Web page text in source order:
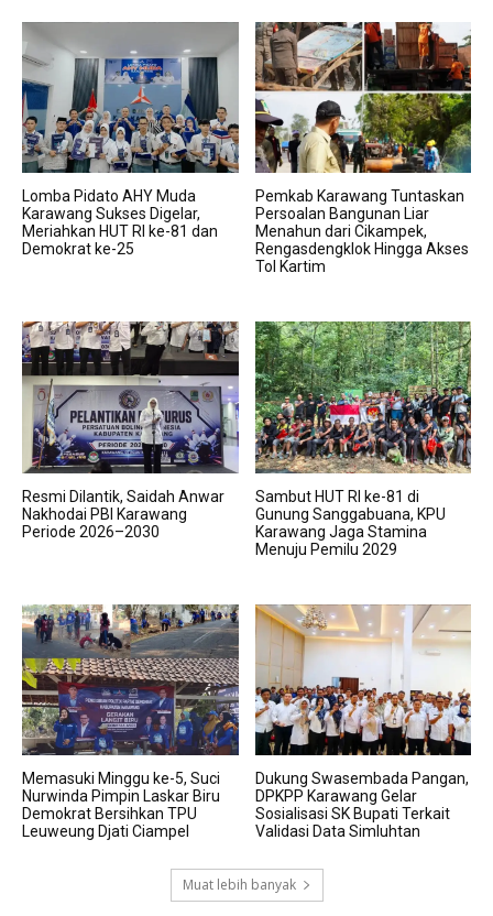
Lomba Pidato AHY Muda
Karawang Sukses Digelar,
Meriahkan HUT RI ke-81 dan
Demokrat ke-25
Pemkab Karawang Tuntaskan
Persoalan Bangunan Liar
Menahun dari Cikampek,
Rengasdengklok Hingga Akses
Tol Kartim
Resmi Dilantik, Saidah Anwar
Nakhodai PBI Karawang
Periode 2026–2030
Sambut HUT RI ke-81 di
Gunung Sanggabuana, KPU
Karawang Jaga Stamina
Menuju Pemilu 2029
Memasuki Minggu ke-5, Suci
Nurwinda Pimpin Laskar Biru
Demokrat Bersihkan TPU
Leuweung Djati Ciampel
Dukung Swasembada Pangan,
DPKPP Karawang Gelar
Sosialisasi SK Bupati Terkait
Validasi Data Simluhtan
Muat lebih banyak